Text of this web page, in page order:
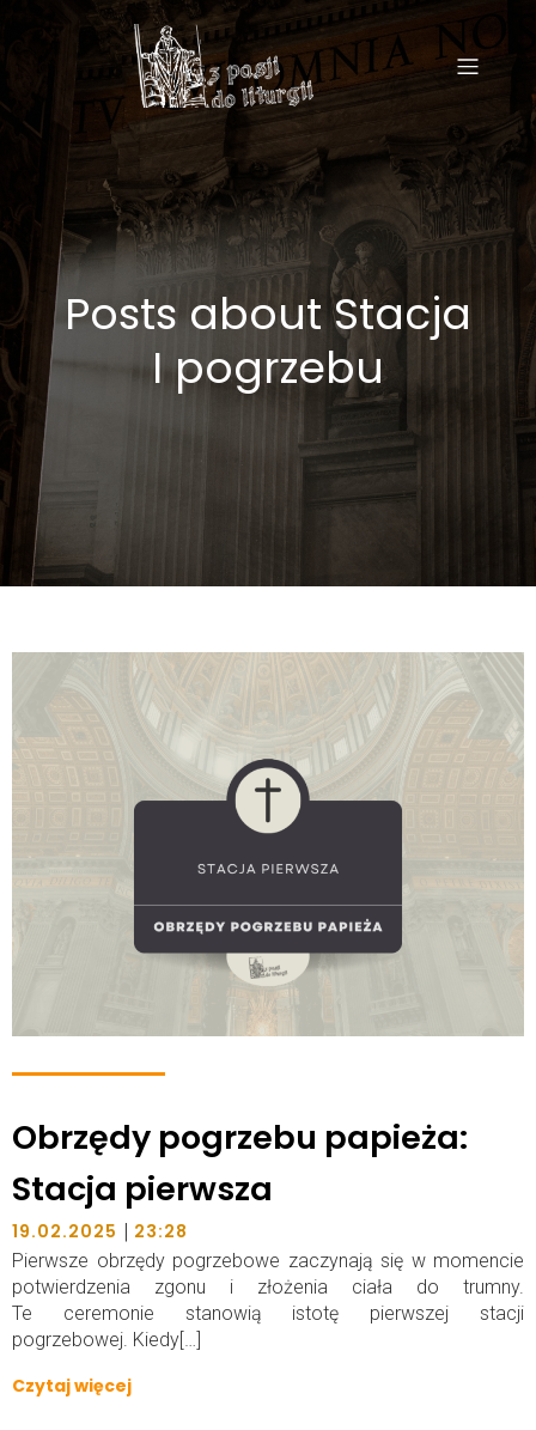
Posts about Stacja
I pogrzebu
Obrzędy pogrzebu papieża:
Stacja pierwsza
19.02.2025 | 23:28
Pierwsze obrzędy pogrzebowe zaczynają się w momencie
potwierdzenia zgonu i złożenia ciała do trumny.
Te ceremonie stanowią istotę pierwszej stacji
pogrzebowej. Kiedy[…]
Czytaj więcej